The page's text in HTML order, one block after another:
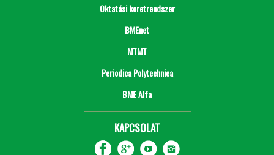
Oktatási keretrendszer
BMEnet
MTMT
Periodica Polytechnica
BME Alfa
KAPCSOLAT